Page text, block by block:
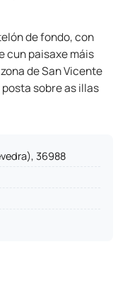
de fondo, con
cun paisaxe máis
de San Vicente
posta sobre as illas
36988